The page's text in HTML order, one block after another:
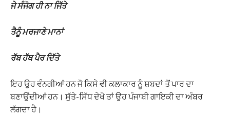
ਜੇ ਸੰਜੋਗ ਹੀ ਨਾ ਜਿੱਤੇ
ਤੈਨੂੰ ਮਰਜਾਣੇ ਮਾਨਾਂ
ਰੱਬ ਹੱਥ ਪੈਰ ਦਿੱਤੇ
ਇਹ ਉਹ ਵੰਨਗੀਆਂ ਹਨ ਜੋ ਕਿਸੇ ਵੀ ਕਲਾਕਾਰ ਨੂੰ ਸ਼ਬਦਾਂ ਤੋਂ ਪਾਰ ਦਾ
ਬਣਾਉਂਦੀਆਂ ਹਨ। ਸੁੱਤੇ-ਸਿੱਧ ਦੇਖੋ ਤਾਂ ਉਹ ਪੰਜਾਬੀ ਗਾਇਕੀ ਦਾ ਅੰਬਰ
ਲੱਗਦਾ ਹੈ।